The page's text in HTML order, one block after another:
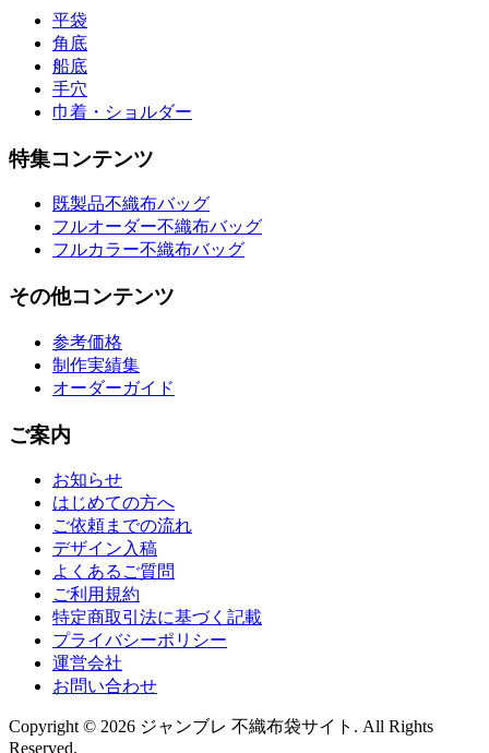
平袋
角底
船底
手穴
巾着・ショルダー
特集コンテンツ
既製品不織布バッグ
フルオーダー不織布バッグ
フルカラー不織布バッグ
その他コンテンツ
参考価格
制作実績集
オーダーガイド
ご案内
お知らせ
はじめての方へ
ご依頼までの流れ
デザイン入稿
よくあるご質問
ご利用規約
特定商取引法に基づく記載
プライバシーポリシー
運営会社
お問い合わせ
Copyright © 2026 ジャンブレ 不織布袋サイト. All Rights
Reserved.